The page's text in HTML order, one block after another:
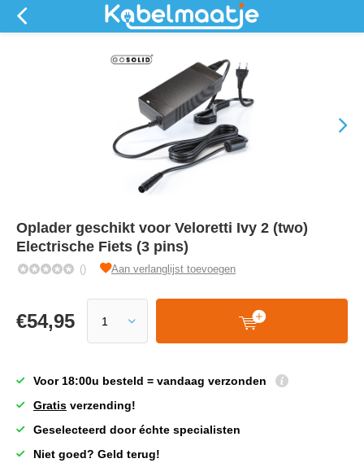
Oplader geschikt voor Veloretti Ivy 2 (two)
Electrische Fiets (3 pins)
() Aan verlanglijst toevoegen
€54,95
Voor 18:00u besteld = vandaag verzonden
Gratis verzending!
Geselecteerd door échte specialisten
Niet goed? Geld terug!